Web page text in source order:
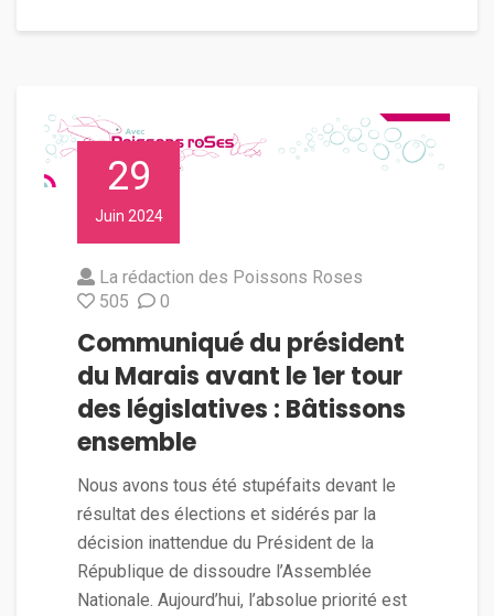
29
Juin 2024
La rédaction des Poissons Roses
505
0
Communiqué du président
du Marais avant le 1er tour
des législatives : Bâtissons
ensemble
Nous avons tous été stupéfaits devant le
résultat des élections et sidérés par la
décision inattendue du Président de la
République de dissoudre l’Assemblée
Nationale. Aujourd’hui, l’absolue priorité est